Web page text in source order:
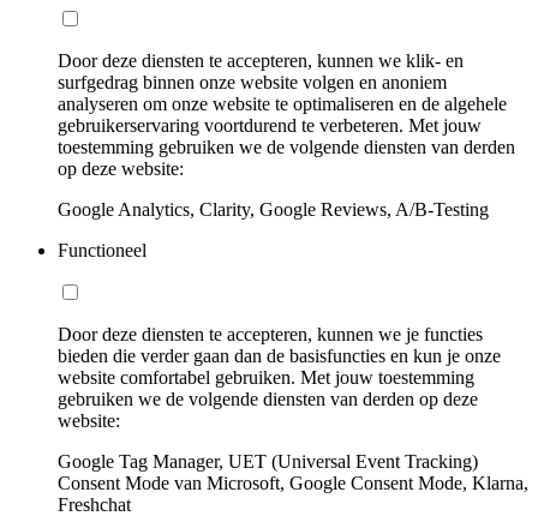
Door deze diensten te accepteren, kunnen we klik- en
surfgedrag binnen onze website volgen en anoniem
analyseren om onze website te optimaliseren en de algehele
gebruikerservaring voortdurend te verbeteren. Met jouw
toestemming gebruiken we de volgende diensten van derden
op deze website:
Google Analytics, Clarity, Google Reviews, A/B-Testing
Functioneel
Door deze diensten te accepteren, kunnen we je functies
bieden die verder gaan dan de basisfuncties en kun je onze
website comfortabel gebruiken. Met jouw toestemming
gebruiken we de volgende diensten van derden op deze
website:
Google Tag Manager, UET (Universal Event Tracking)
Consent Mode van Microsoft, Google Consent Mode, Klarna,
Freshchat